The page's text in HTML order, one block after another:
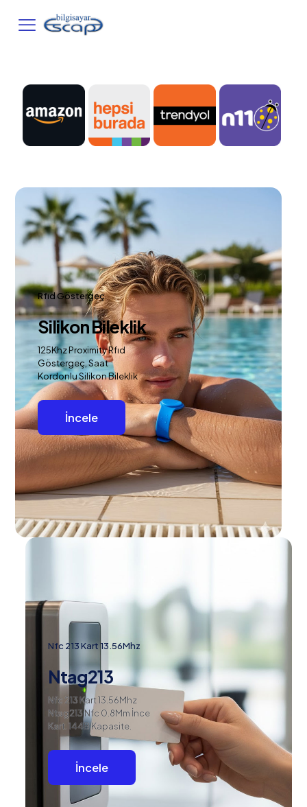
Rfıd Göstergeç
Silikon Bileklik
125Khz Proximity Rfıd
Göstergeç, Saat
Kordonlu Silikon Bileklik
İncele
Nfc 213 Kart 13.56Mhz
Ntag213
Nfc 213 Kart 13.56Mhz
Ntag213 Nfc 0.8Mm İnce
Kart. 144B Kapasite.
İncele